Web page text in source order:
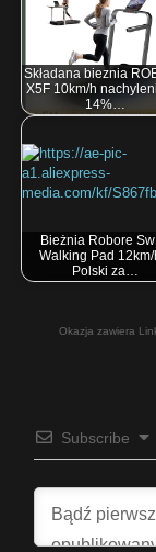
Składana bieznia
X5F 10km/h
14%…
Bieżnia Robore
Walking Pad 12km/
Polski za…
Okazja zawiera
Subscribe